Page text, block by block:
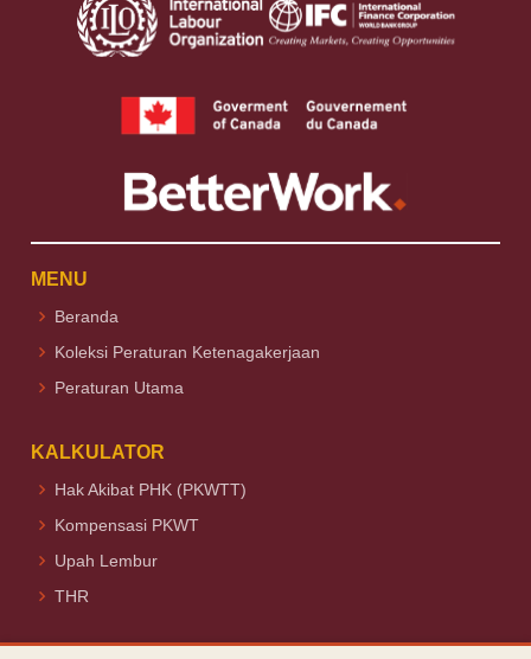
MENU
Beranda
Koleksi Peraturan Ketenagakerjaan
Peraturan Utama
KALKULATOR
Hak Akibat PHK (PKWTT)
Kompensasi PKWT
Upah Lembur
THR